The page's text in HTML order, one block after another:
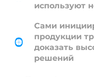
используют
Сами
продукции
доказать
решений